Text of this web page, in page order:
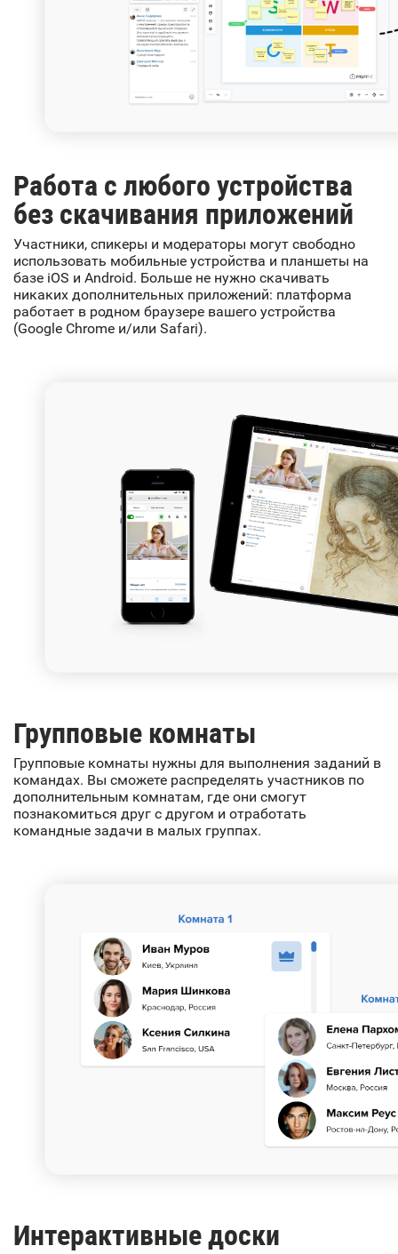
Работа с любого устройства
без скачивания приложений
Участники, спикеры и модераторы могут свободно
использовать мобильные устройства и планшеты на
базе iOS и Android. Больше не нужно скачивать
никаких дополнительных приложений: платформа
работает в родном браузере вашего устройства
(Google Chrome и/или Safari).
Групповые комнаты
Групповые комнаты нужны для выполнения заданий в
командах. Вы сможете распределять участников по
дополнительным комнатам, где они смогут
познакомиться друг с другом и отработать
командные задачи в малых группах.
Интерактивные доски